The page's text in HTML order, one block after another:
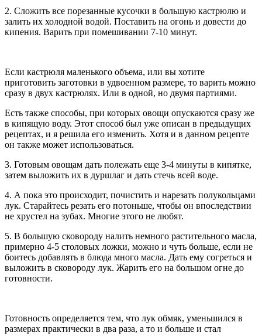
2. Сложить все порезанные кусочки в большую кастрюлю и
залить их холодной водой. Поставить на огонь и довести до
кипения. Варить при помешивании 7-10 минут.
Если кастрюля маленького объема, или вы хотите
приготовить заготовки в удвоенном размере, то варить можно
сразу в двух кастрюлях. Или в одной, но двумя партиями.
Есть также способы, при которых овощи опускаются сразу же
в кипящую воду. Этот способ был уже описан в предыдущих
рецептах, и я решила его изменить. Хотя и в данном рецепте
он также может использоваться.
3. Готовым овощам дать полежать еще 3-4 минуты в кипятке,
затем выложить их в дуршлаг и дать стечь всей воде.
4. А пока это происходит, почистить и нарезать полукольцами
лук. Старайтесь резать его потоньше, чтобы он впоследствии
не хрустел на зубах. Многие этого не любят.
5. В большую сковороду налить немного растительного масла,
примерно 4-5 столовых ложки, можно и чуть больше, если не
боитесь добавлять в блюда много масла. Дать ему согреться и
выложить в сковороду лук. Жарить его на большом огне до
готовности.
Готовность определяется тем, что лук обмяк, уменьшился в
размерах практически в два раза, а то и больше и стал